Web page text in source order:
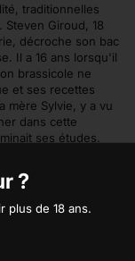
traditionnelles
Giroud, 18
décroche son bac
Il a 16 ans lorsqu'il
brassicole ne
et ses recettes
mère Sylvie, y a vu
dans cette
ses études.
Comme un clin
bouteille, leurs
pour
?
plus de 18 ans.